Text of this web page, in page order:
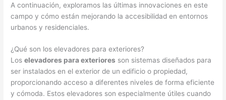
A continuación, exploramos las últimas innovaciones en este
campo y cómo están mejorando la accesibilidad en entornos
urbanos y residenciales.
¿Qué son los elevadores para exteriores?
Loselevadores para exteriores son sistemas diseñados para
ser instalados en el exterior de un edificio o propiedad,
proporcionando acceso a diferentes niveles de forma eficiente
y cómoda. Estos elevadores son especialmente útiles cuando